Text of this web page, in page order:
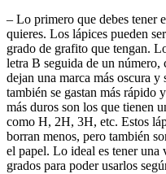
– Lo primero que debes tener
quieres. Los lápices pueden
grado de grafito que tengan.
letra B seguida de un
dejan una marca más oscura
también se gastan más rápido
más duros son los que tienen
como H, 2H, 3H, etc. Estos
borran menos, pero también
el papel. Lo ideal es tener una
grados para poder usarlos